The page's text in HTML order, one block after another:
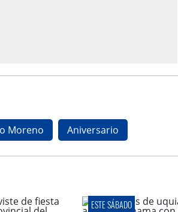
Moreno Aniversario
ESTE SÁBADO